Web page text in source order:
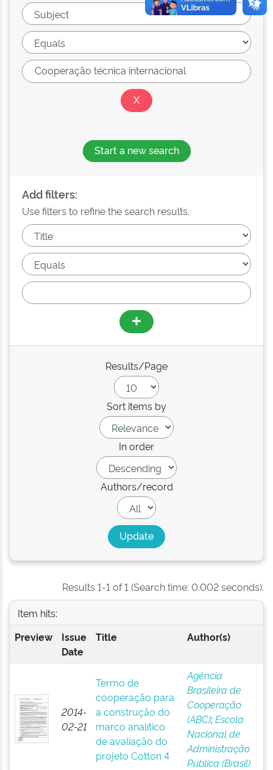
Start a new search
Add filters:
Use filters to refine the search results.
Results/Page
Sort items by
In order
Authors/record
Results 1-1 of 1 (Search time: 0.002 seconds).
Item hits:
Preview
Issue
Date
Title Author(s)
2014-
02-21
Termo de
cooperação para
a construção do
marco analítico
de avaliação do
projeto Cotton 4
Agência
Brasileira de
Cooperação
(ABC);Escola
Nacional de
Administração
Pública (Brasil)